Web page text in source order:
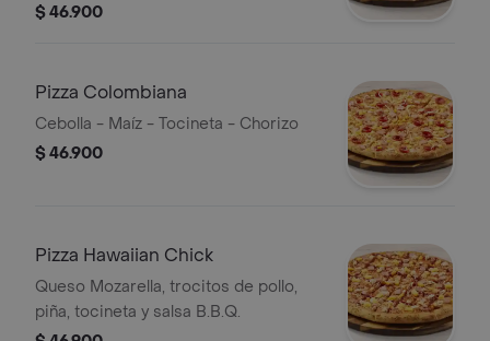
$ 46.900
Pizza Colombiana
Cebolla - Maíz - Tocineta - Chorizo
$ 46.900
Pizza Hawaiian Chick
Queso Mozarella, trocitos de pollo,
piña, tocineta y salsa B.B.Q.